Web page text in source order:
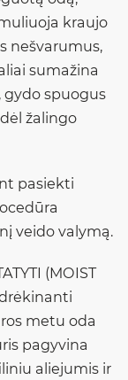
kraujo
nešvarumus,
sumažina
gydo spuogus
žalingo
pasiekti
veido valymą.
(MOIST
metu oda
pagyvina
aliejumis ir